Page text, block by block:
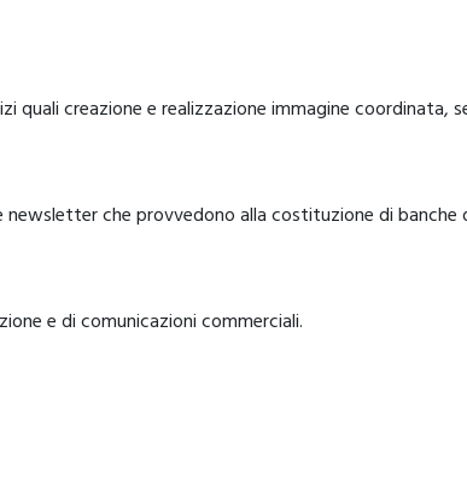
creazione e realizzazione immagine coordinata,
che provvedono alla costituzione di banche
e di comunicazioni commerciali.